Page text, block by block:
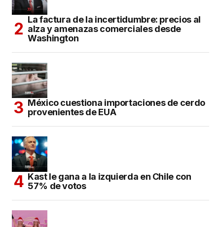
La factura de la incertidumbre: precios al
alza y amenazas comerciales desde
Washington
México cuestiona importaciones de cerdo
provenientes de EUA
Kast le gana a la izquierda en Chile con
57% de votos